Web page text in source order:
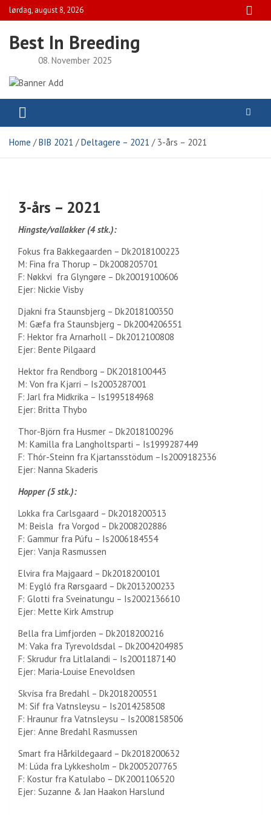
Skip
to
lørdag, august 8, 2026
Best In Breeding
08. November 2025
Home BIB 2021 Deltagere – 2021 3-års – 2021
3-års – 2021
Hingste/vallakker (4 stk.):
Fokus fra Bakkegaarden – Dk2018100223
M: Fina fra Thorup – Dk2008205701
F: Nøkkvi fra Glyngøre – Dk20019100606
Ejer: Nickie Visby
Djakni fra Staunsbjerg – Dk2018100350
M: Gæfa fra Staunsbjerg – Dk2004206551
F: Hektor fra Arnarholl – Dk2012100808
Ejer: Bente Pilgaard
Hektor fra Rendborg – DK2018100443
M: Von fra Kjarri – Is2003287001
F: Jarl fra Midkrika – Is1995184968
Ejer: Britta Thybo
Thor-Björn fra Husmer – Dk2018100296
M: Kamilla fra Langholtsparti – Is1999287449
F: Thór-Steinn fra Kjartansstödum –Is2009182336
Ejer: Nanna Skaderis
Hopper (5 stk.):
Lokka fra Carlsgaard – Dk2018200313
M: Beisla fra Vorgod – Dk2008202886
F: Gammur fra Púfu – Is2006184554
Ejer: Vanja Rasmussen
Elvira fra Majgaard – Dk2018200101
M: Eygló fra Rørsgaard – Dk2013200233
F: Glotti fra Sveinatungu – Is2002136610
Ejer: Mette Kirk Amstrup
Bella fra Limfjorden – Dk2018200216
M: Vaka fra Tyrevoldsdal – Dk2004204985
F: Skrudur fra Litlalandi – Is2001187140
Ejer: Maria-Louise Enevoldsen
Skvísa fra Bredahl – Dk2018200551
M: Sif fra Vatnsleysu – Is2014258508
F: Hraunur fra Vatnsleysu – Is2008158506
Ejer: Anne Bredahl Rasmussen
Smart fra Hårkildegaard – Dk2018200632
M: Lúda fra Lykkesholm – Dk2005207765
F: Kostur fra Katulabo – DK2001106520
Ejer: Suzanne & Jan Haakon Harslund